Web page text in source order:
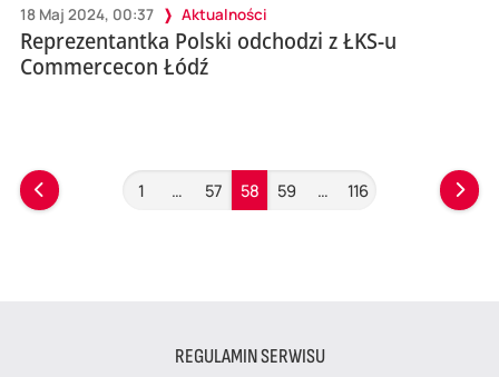
18 Maj 2024, 00:37 Aktualności
Reprezentantka Polski odchodzi z ŁKS-u
Commercecon Łódź
1 … 57 58 59 … 116
REGULAMIN SERWISU